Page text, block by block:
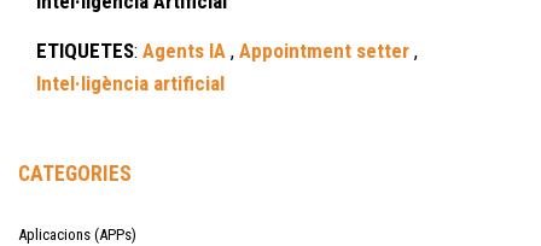
ETIQUETES: Agents IA , Appointment setter ,
Intel·ligència artificial
CATEGORIES
Aplicacions (APPs)